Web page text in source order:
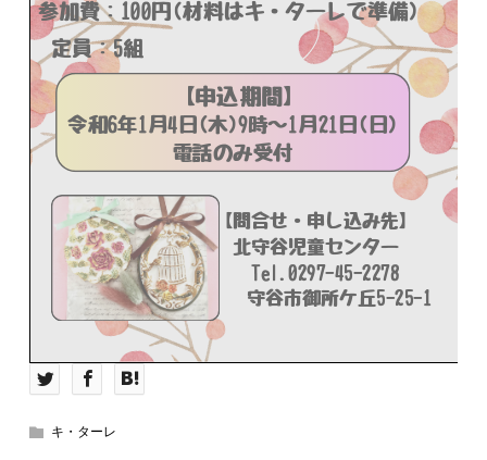
キ・ターレ